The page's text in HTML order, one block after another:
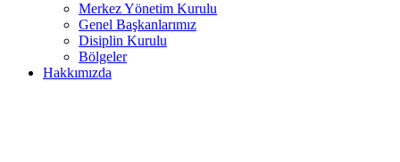
Merkez Yönetim Kurulu
Genel Başkanlarımız
Disiplin Kurulu
Bölgeler
Hakkımızda